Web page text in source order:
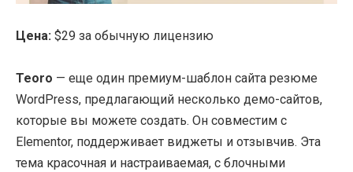
Цена: $29 за обычную лицензию
Teoro — еще один премиум-шаблон сайта резюме
WordPress, предлагающий несколько демо-сайтов,
которые вы можете создать. Он совместим с
Elementor, поддерживает виджеты и отзывчив. Эта
тема красочная и настраиваемая, с блочными